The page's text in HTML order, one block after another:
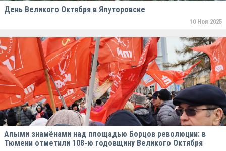
День Великого Октября в Ялуторовске
10 Ноя 2025
Алыми знамёнами над площадью Борцов революции: в
Тюмени отметили 108-ю годовщину Великого Октября